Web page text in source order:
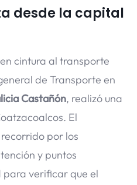
desde la capital
cintura al transporte
de Transporte en
Castañón, realizó una
El
por los
y puntos
verificar que el